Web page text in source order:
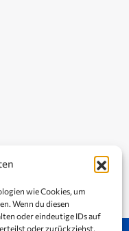
wie Cookies, um
Wenn du diesen
oder eindeutige IDs auf
oder zurückziehst,